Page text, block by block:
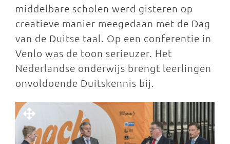
middelbare scholen werd gisteren op
creatieve manier meegedaan met de Dag
van de Duitse taal. Op een conferentie in
Venlo was de toon serieuzer. Het
Nederlandse onderwijs brengt leerlingen
onvoldoende Duitskennis bij.